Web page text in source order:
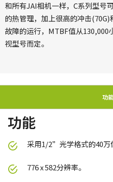
和所有JAI相机一样，C系列型号
的热管理，加上很高的冲击
故障的运行，MTBF值从130,000
视型号而定。
功
功能
采用1/2”光学格式的40万
776 x 582分辨率。